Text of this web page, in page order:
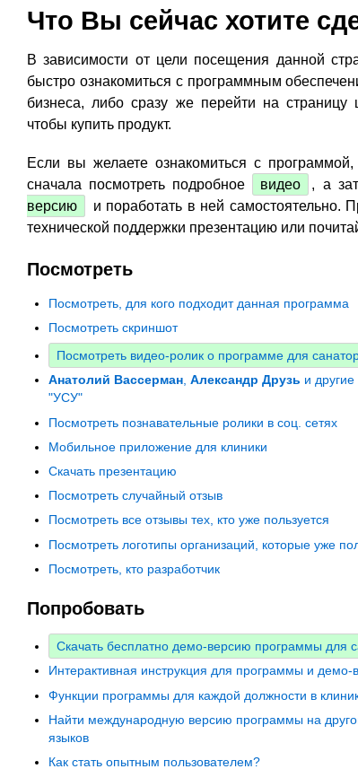
Что Вы сейчас хотите
В зависимости от цели посещения данной
быстро ознакомиться с программным
бизнеса, либо сразу же перейти на
чтобы купить продукт.
Если вы желаете ознакомиться с
сначала посмотреть подробное
видео
, а
версию
и поработать в ней самостоятельно.
технической поддержки презентацию или
Посмотреть
Посмотреть, для кого подходит данная программа
Посмотреть скриншот
Посмотреть видео-ролик о программе для
Анатолий Вассерман, Александр Друзь и
"УСУ"
Посмотреть познавательные ролики в соц. сетях
Мобильное приложение для клиники
Скачать презентацию
Посмотреть случайный отзыв
Посмотреть все отзывы тех, кто уже пользуется
Посмотреть логотипы организаций, которые уже
Посмотреть, кто разработчик
Попробовать
Скачать бесплатно демо-версию программы для
Интерактивная инструкция для программы и демо-
Функции программы для каждой должности в
Найти международную версию программы на
языков
Как стать опытным пользователем?